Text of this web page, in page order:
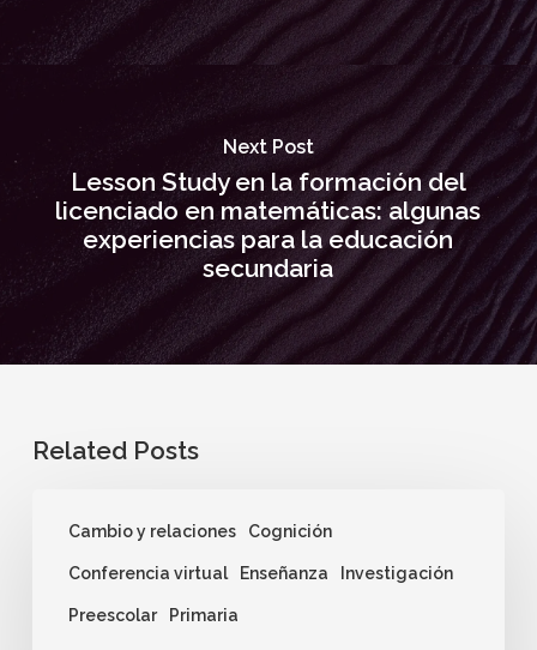
Next Post
Lesson Study en la formación del
licenciado en matemáticas: algunas
experiencias para la educación
secundaria
Related Posts
Cambio y relaciones Cognición
Conferencia virtual Enseñanza Investigación
Preescolar Primaria